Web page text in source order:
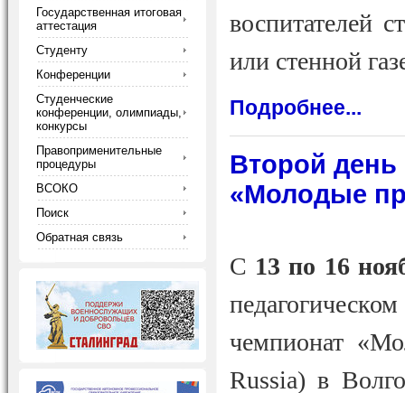
воспитателей
или стенной
Подробнее...
Второй день
«Молодые
С 13 по 16
чемпионат
Russia) в
Государственная итоговая
аттестация
Студенту
Конференции
Студенческие
конференции, олимпиады,
конкурсы
Правоприменительные
процедуры
ВСОКО
Поиск
Обратная связь